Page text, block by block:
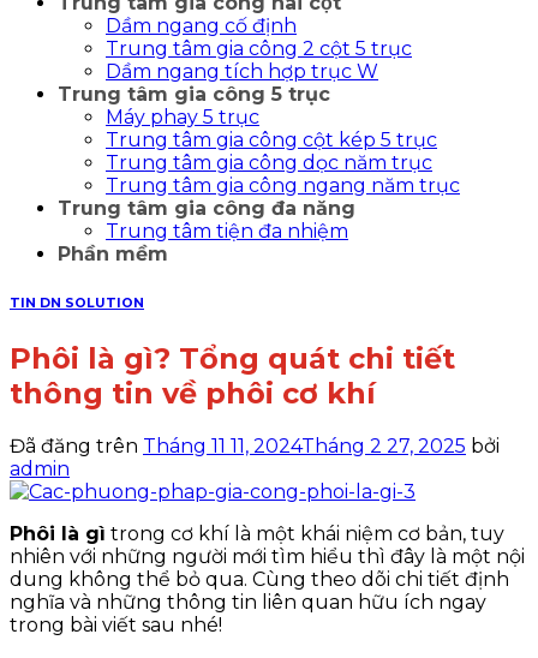
Dầm ngang cố định
Trung tâm gia công 2 cột 5 trục
Dầm ngang tích hợp trục W
Trung tâm gia công 5 trục
Máy phay 5 trục
Trung tâm gia công cột kép 5 trục
Trung tâm gia công dọc năm trục
Trung tâm gia công ngang năm trục
Trung tâm gia công đa năng
Trung tâm tiện đa nhiệm
Phần mềm
TIN DN SOLUTION
Phôi là gì? Tổng quát chi tiết
thông tin về phôi cơ khí
Đã đăng trên Tháng 11 11, 2024Tháng 2 27, 2025 bởi
admin
Phôi là gì trong cơ khí là một khái niệm cơ bản, tuy
nhiên với những người mới tìm hiểu thì đây là một nội
dung không thể bỏ qua. Cùng theo dõi chi tiết định
nghĩa và những thông tin liên quan hữu ích ngay
trong bài viết sau nhé!